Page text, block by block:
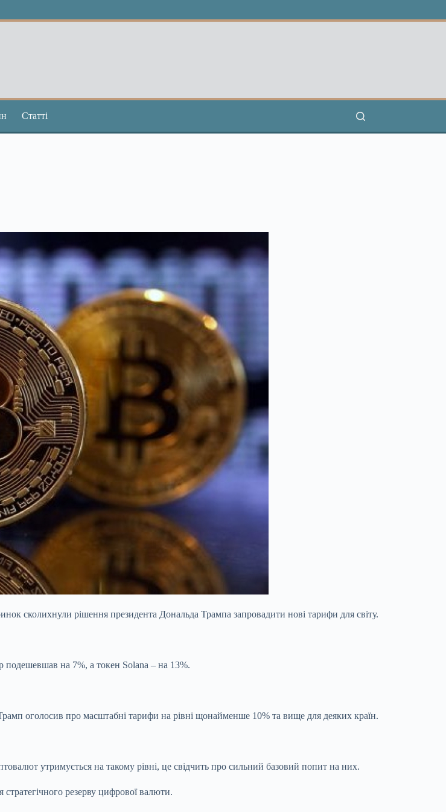
Статті
сколихнули рішення президента Дональда Трампа запровадити нові тарифи для світу.
подешевшав на 7%, а токен Solana – на 13%.
оголосив про масштабні тарифи на рівні щонайменше 10% та вище для деяких країн.
утримується на такому рівні, це свідчить про сильний базовий попит на них.
резерву цифрової валюти.